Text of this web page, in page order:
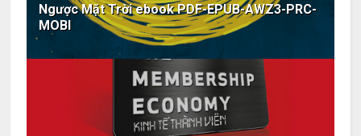
Ngược Mặt Trời ebook PDF-EPUB-AWZ3-PRC-
MOBI